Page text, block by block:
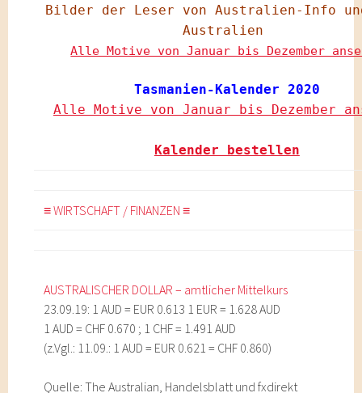
Bilder der Leser von Australien-Info
Australien
Alle Motive von Januar bis Dezember
Tasmanien-Kalender 2020
Alle Motive von Januar bis Dezember
Kalender bestellen
≡ WIRTSCHAFT / FINANZEN ≡
AUSTRALISCHER DOLLAR – amtlicher Mittelkurs
23.09.19: 1 AUD = EUR 0.613 1 EUR = 1.628 AUD
1 AUD = CHF 0.670 ; 1 CHF = 1.491 AUD
(z.Vgl.: 11.09.: 1 AUD = EUR 0.621 = CHF 0.860)
Quelle: The Australian, Handelsblatt und fxdirekt